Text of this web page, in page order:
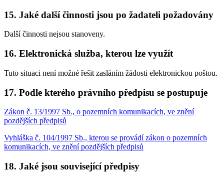
15. Jaké další činnosti jsou po žadateli požadovány
Další činnosti nejsou stanoveny.
16. Elektronická služba, kterou lze využít
Tuto situaci není možné řešit zasláním žádosti elektronickou poštou.
17. Podle kterého právního předpisu se postupuje
Zákon č. 13/1997 Sb., o pozemních komunikacích, ve znění
pozdějších předpisů
Vyhláška č. 104/1997 Sb., kterou se provádí zákon o pozemních
komunikacích, ve znění pozdějších předpisů
18. Jaké jsou související předpisy